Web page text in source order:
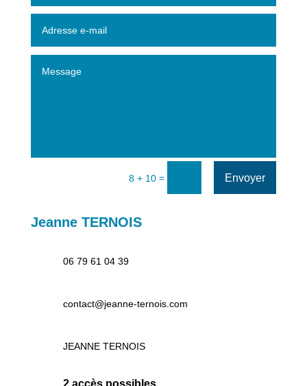
8 + 10 = Envoyer
Jeanne TERNOIS
06 79 61 04 39
contact@jeanne-ternois.com
JEANNE TERNOIS
2 accès possibles